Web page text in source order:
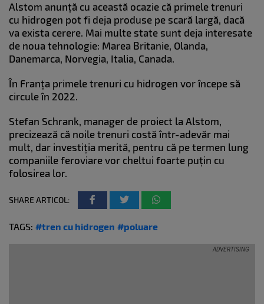
Alstom anunță cu această ocazie că primele trenuri
cu hidrogen pot fi deja produse pe scară largă, dacă
va exista cerere. Mai multe state sunt deja interesate
de noua tehnologie: Marea Britanie, Olanda,
Danemarca, Norvegia, Italia, Canada.
În Franța primele trenuri cu hidrogen vor începe să
circule în 2022.
Stefan Schrank, manager de proiect la Alstom,
precizează că noile trenuri costă într-adevăr mai
mult, dar investiția merită, pentru că pe termen lung
companiile feroviare vor cheltui foarte puțin cu
folosirea lor.
SHARE ARTICOL:
TAGS: #tren cu hidrogen #poluare